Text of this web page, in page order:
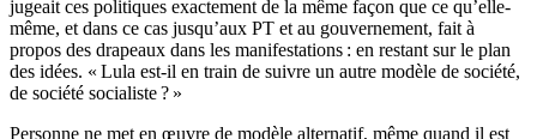
jugeait ces politiques exactement de la même façon que ce qu’elle-
même, et dans ce cas jusqu’aux PT et au gouvernement, fait à
propos des drapeaux dans les manifestations : en restant sur le plan
des idées. « Lula est-il en train de suivre un autre modèle de société,
de société socialiste ? »
Personne ne met en œuvre de modèle alternatif, même quand il est